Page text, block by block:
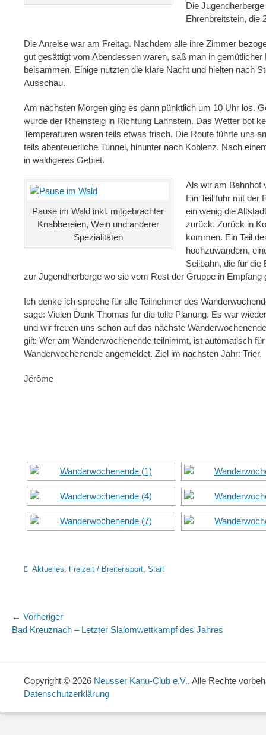
Die
Ehrenbreitstein, die
Die Anreise war am Freitag. Nachdem alle ihre Zimmer
gut gesättigt vom Abendessen waren, saß man in gemütlicher
beisammen. Einige nutzten die klare Nacht und hielten nach
Ausschau.
Am nächsten Morgen ging es dann pünktlich um 10 Uhr los.
wurde der Rheinsteig in Richtung Lahnstein. Das Wetter bot
Temperaturen waren teils etwas frisch. Die Route führte uns
teils abenteuerliche Tunnel, hinunter nach Koblenz. Nach
in waldigeres Gebiet.
Pause im Wald inkl. mitgebrachter
Knabbereien, Wein und anderer
Spezialitäten
Als wir am Bahnhof
Ein Teil fuhr mit der
ein wenig die
zurück. Zurück in
kommen. Ein Teil
hochzuwandern,
Seilbahn, die für
zur Jugendherberge wo sie vom Rest der Gruppe in Empfang
Ich denke ich spreche für alle Teilnehmer des
sage: Vielen Dank Thomas für die tolle Planung. Es war
und wir freuen uns schon auf das nächste
gilt: Wer am Wanderwochenende teilnimmt, ist automatisch
Wanderwochenende angemeldet. Ziel im nächsten Jahr: Trier.
Jérôme
Kategorien
Aktuelles, Freizeit / Breitensport, Start
Beitragsnavigation
← Vorheriger
Vorheriger
Bad Kreuznach – Letzter Slalomwettkampf des Jahres
Copyright © 2026 Neusser Kanu-Club e.V.. Alle Rechte
Datenschutzerklärung